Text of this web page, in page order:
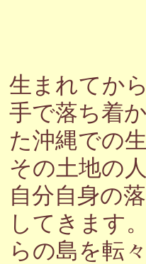
生まれてか
手で落ち着
た沖縄での
その土地の
自分自身の
してきます
らの島を転